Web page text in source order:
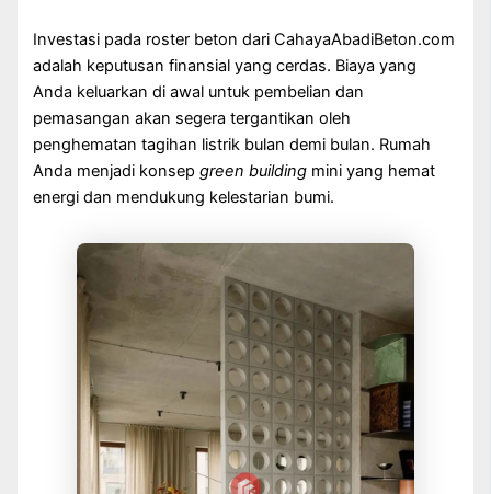
Investasi pada roster beton dari CahayaAbadiBeton.com
adalah keputusan finansial yang cerdas. Biaya yang
Anda keluarkan di awal untuk pembelian dan
pemasangan akan segera tergantikan oleh
penghematan tagihan listrik bulan demi bulan. Rumah
Anda menjadi konsepgreen building mini yang hemat
energi dan mendukung kelestarian bumi.